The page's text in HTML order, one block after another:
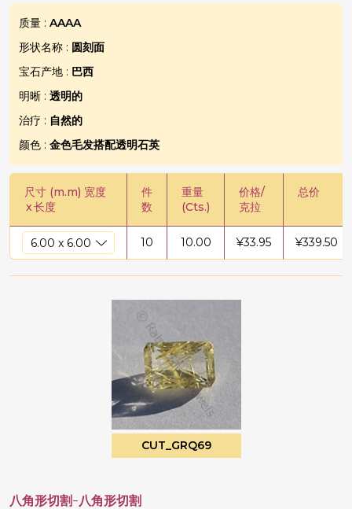
质量 : AAAA
形状名称 : 圆刻面
宝石产地 : 巴西
明晰 : 透明的
治疗 : 自然的
颜色 : 金色毛发搭配透明石英
尺寸 (m.m) 宽度
x长度
件
数
重量
(Cts.)
价格/
克拉
总价
10 10.00 ¥33.95 ¥339.50
CUT_GRQ69
八角形切割-八角形切割